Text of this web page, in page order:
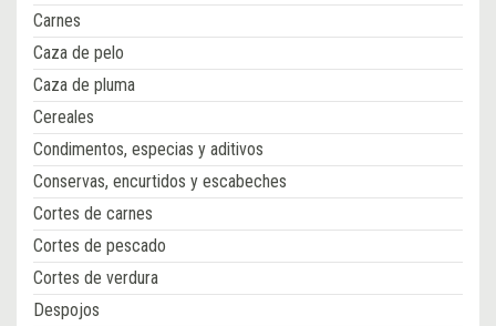
Carnes
Caza de pelo
Caza de pluma
Cereales
Condimentos, especias y aditivos
Conservas, encurtidos y escabeches
Cortes de carnes
Cortes de pescado
Cortes de verdura
Despojos